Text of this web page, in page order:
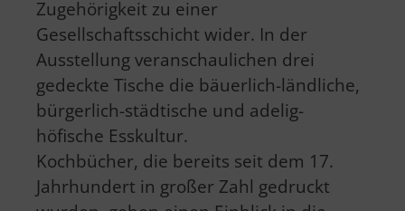
Zugehörigkeit zu einer
Gesellschaftsschicht wider. In der
Ausstellung veranschaulichen drei
gedeckte Tische die bäuerlich-ländliche,
bürgerlich-städtische und adelig-
höfische Esskultur.
Kochbücher, die bereits seit dem 17.
Jahrhundert in großer Zahl gedruckt